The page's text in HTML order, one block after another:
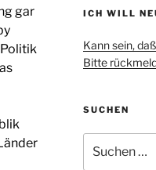
gar
ICH WILL
Kann sein,
Bitte
SUCHEN
nach: